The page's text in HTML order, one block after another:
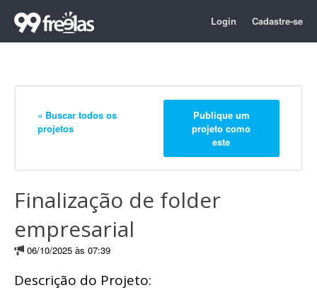
Login Cadastre-se
« Buscar todos os
projetos
Publique um
projeto como
este
Finalização de folder
empresarial
06/10/2025 às 07:39
Descrição do Projeto: